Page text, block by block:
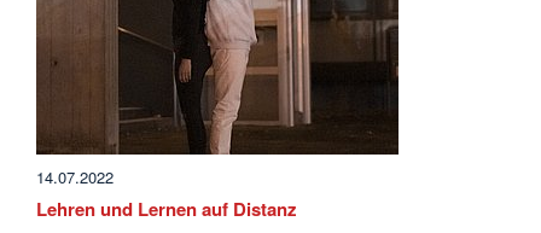
14.07.2022
Lehren und Lernen auf Distanz